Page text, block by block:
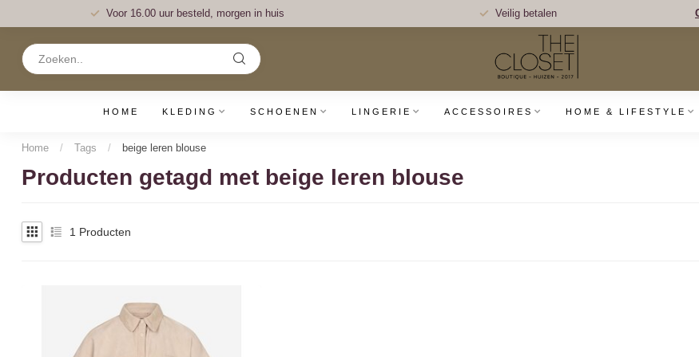
Voor 16.00 uur besteld, morgen in huis Veilig betalen
HOME KLEDING SCHOENEN LINGERIE ACCESSOIRES HOME & LIFESTYLE
Home / Tags / beige leren blouse
Producten getagd met beige leren blouse
1 Producten